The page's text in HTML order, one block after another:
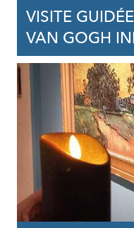
VISITE
VAN GOGH